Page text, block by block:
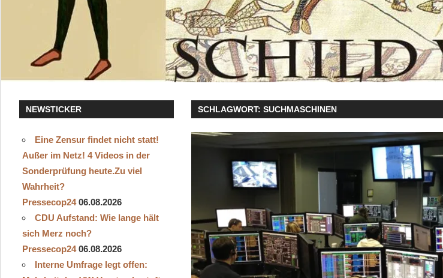
SCHLAGWORT:SUCHMASCHINEN
NEWSTICKER
Eine Zensur findet nicht statt!
Außer im Netz! 4 Videos in der
Sonderprüfung heute.Zu viel
Wahrheit?
Pressecop24 06.08.2026
CDU Aufstand: Wie lange hält
sich Merz noch?
Pressecop24 06.08.2026
Interne Umfrage legt offen: